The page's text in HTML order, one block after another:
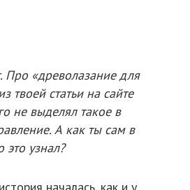
Про «древолазание для
твоей статьи на сайте
не выделял такое в
А как ты сам в
узнал?